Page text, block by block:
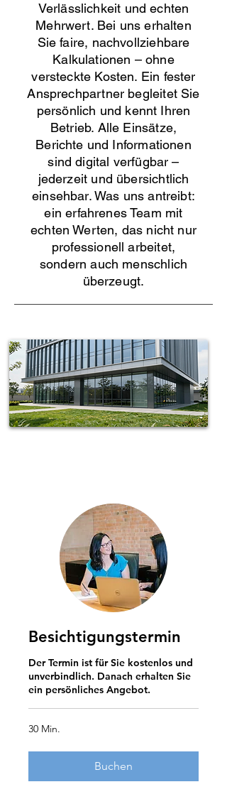
Verlässlichkeit und echten
Mehrwert. Bei uns erhalten
Sie faire, nachvollziehbare
Kalkulationen – ohne
versteckte Kosten. Ein fester
Ansprechpartner begleitet Sie
persönlich und kennt Ihren
Betrieb. Alle Einsätze,
Berichte und Informationen
sind digital verfügbar –
jederzeit und übersichtlich
einsehbar. Was uns antreibt:
ein erfahrenes Team mit
echten Werten, das nicht nur
professionell arbeitet,
sondern auch menschlich
überzeugt.
Besichtigungstermin
Der Termin ist für Sie kostenlos und
unverbindlich. Danach erhalten Sie
ein persönliches Angebot.
30 Min.
Buchen